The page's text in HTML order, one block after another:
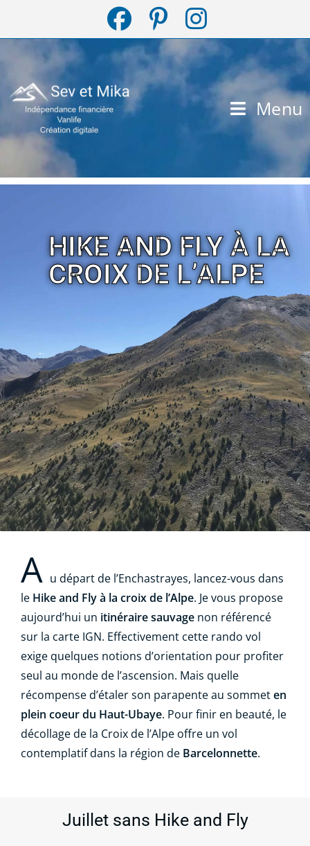
Menu
HIKE AND FLY À LA
CROIX DE L’ALPE
A u départ de l’Enchastrayes, lancez-vous dans
le Hike and Fly à la croix de l’Alpe. Je vous propose
aujourd’hui un itinéraire sauvage non référencé
sur la carte IGN. Effectivement cette rando vol
exige quelques notions d’orientation pour profiter
seul au monde de l’ascension. Mais quelle
récompense d’étaler son parapente au sommeten
plein coeur du Haut-Ubaye. Pour finir en beauté, le
décollage de la Croix de l’Alpe offre un vol
contemplatif dans la région de Barcelonnette.
Juillet sans Hike and Fly